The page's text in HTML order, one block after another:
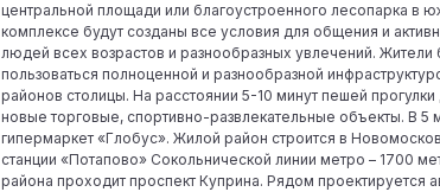
центральной площади или благоустроенного лесопарка в
комплексе будут созданы все условия для общения и
людей всех возрастов и разнообразных увлечений. Жители
пользоваться полноценной и разнообразной
районов столицы. На расстоянии 5-10 минут пешей
новые торговые, спортивно-развлекательные объекты. В 5
гипермаркет «Глобус». Жилой район строится в
станции «Потапово» Сокольнической линии метро – 1700
района проходит проспект Куприна. Рядом проектируется